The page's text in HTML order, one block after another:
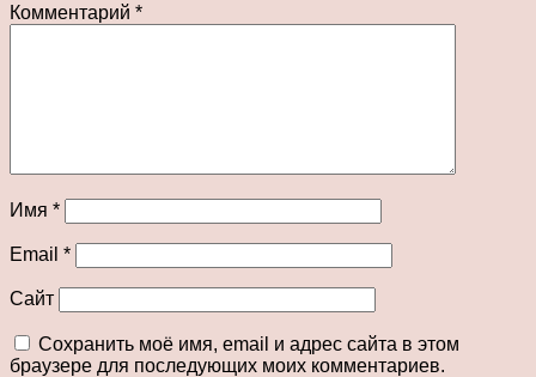
Комментарий *
Имя *
Email *
Сайт
Сохранить моё имя, email и адрес сайта в этом
браузере для последующих моих комментариев.